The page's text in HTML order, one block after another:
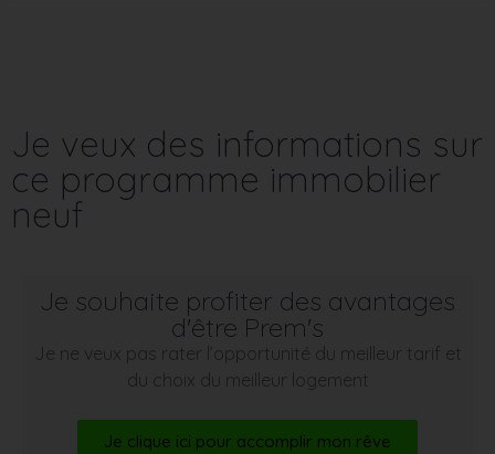
Je veux des informations sur
ce programme immobilier
neuf
Je souhaite profiter des avantages
d'être Prem's
Je ne veux pas rater l’opportunité du meilleur tarif et
du choix du meilleur logement
Je clique ici pour accomplir mon rêve